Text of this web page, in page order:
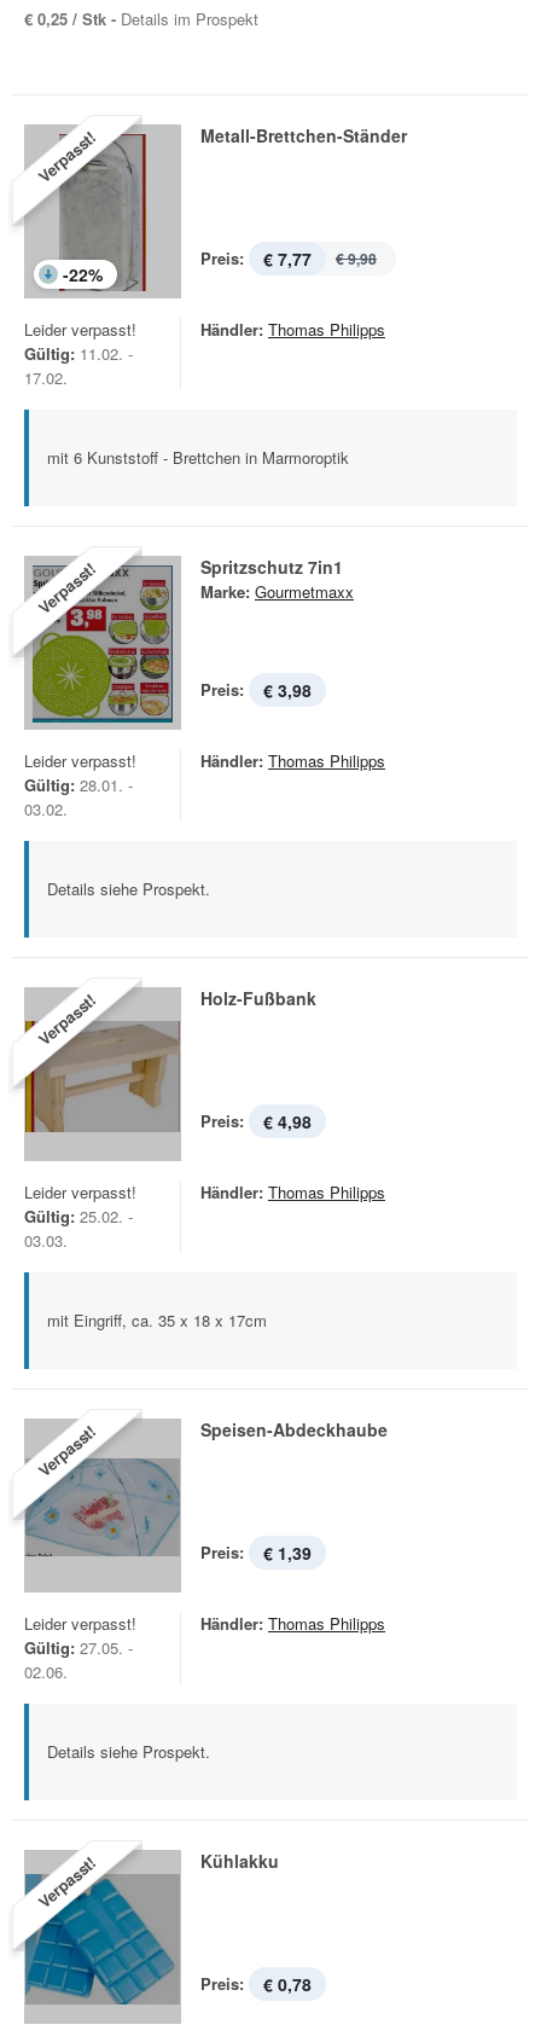
€ 0,25 / Stk - Details im Prospekt
Verpasst!
-22%
Metall-Brettchen-Ständer
Preis: € 7,77 € 9,98
Leider verpasst!
Gültig: 11.02. -
17.02.
Händler: Thomas Philipps
mit 6 Kunststoff - Brettchen in Marmoroptik
Verpasst! Spritzschutz 7in1
Marke: Gourmetmaxx
Preis: € 3,98
Leider verpasst!
Gültig: 28.01. -
03.02.
Händler: Thomas Philipps
Details siehe Prospekt.
Verpasst! Holz-Fußbank
Preis: € 4,98
Leider verpasst!
Gültig: 25.02. -
03.03.
Händler: Thomas Philipps
mit Eingriff, ca. 35 x 18 x 17cm
Verpasst! Speisen-Abdeckhaube
Preis: € 1,39
Leider verpasst!
Gültig: 27.05. -
02.06.
Händler: Thomas Philipps
Details siehe Prospekt.
Verpasst! Kühlakku
Preis: € 0,78